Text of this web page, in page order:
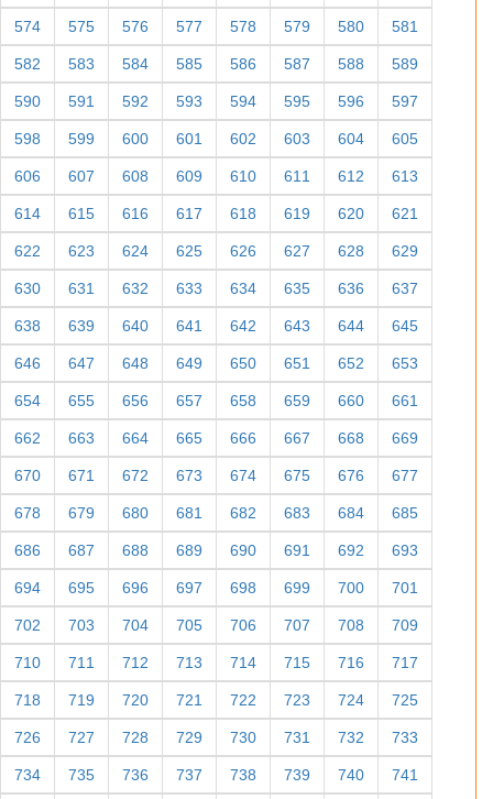
574 575 576 577 578 579 580 581
582 583 584 585 586 587 588 589
590 591 592 593 594 595 596 597
598 599 600 601 602 603 604 605
606 607 608 609 610 611 612 613
614 615 616 617 618 619 620 621
622 623 624 625 626 627 628 629
630 631 632 633 634 635 636 637
638 639 640 641 642 643 644 645
646 647 648 649 650 651 652 653
654 655 656 657 658 659 660 661
662 663 664 665 666 667 668 669
670 671 672 673 674 675 676 677
678 679 680 681 682 683 684 685
686 687 688 689 690 691 692 693
694 695 696 697 698 699 700 701
702 703 704 705 706 707 708 709
710 711 712 713 714 715 716 717
718 719 720 721 722 723 724 725
726 727 728 729 730 731 732 733
734 735 736 737 738 739 740 741